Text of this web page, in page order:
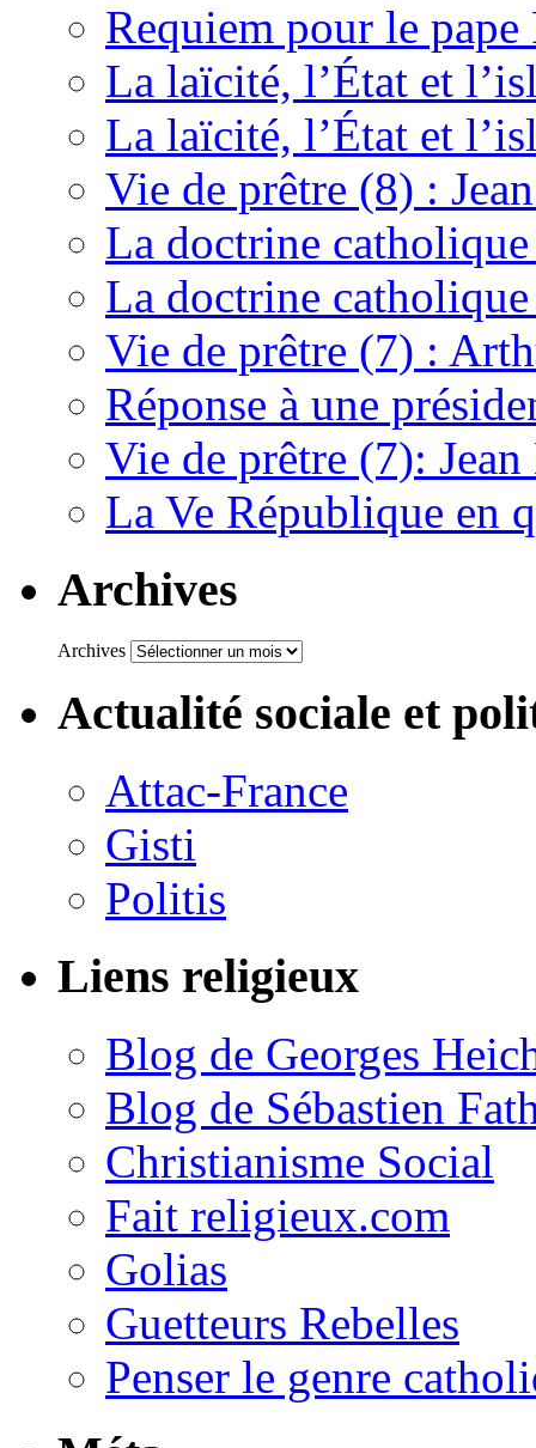
Requiem pour le pape
La laïcité, l’État et
La laïcité, l’État et
Vie de prêtre (8) :
La doctrine
La doctrine
Vie de prêtre (7) :
Réponse à une
Vie de prêtre (7):
La Ve République en
Archives
Archives
Actualité sociale et
Attac-France
Gisti
Politis
Liens religieux
Blog de Georges
Blog de Sébastien
Christianisme Social
Fait religieux.com
Golias
Guetteurs Rebelles
Penser le genre